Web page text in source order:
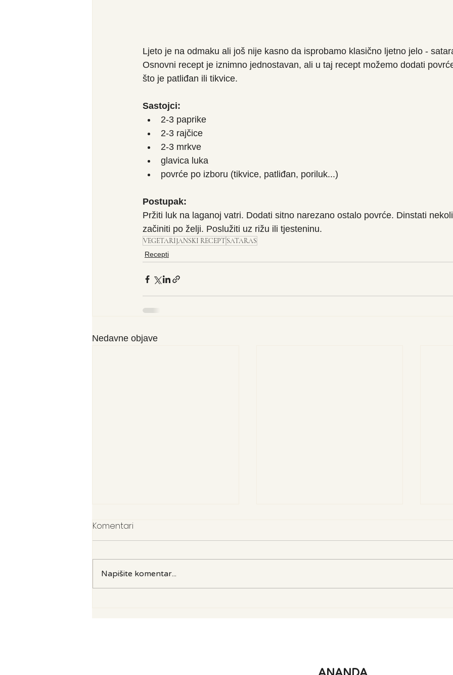
Ljeto je na odmaku ali još nije kasno da isprobamo klasično ljetno jelo -
Osnovni recept je iznimno jednostavan, ali u taj recept možemo dodati
što je patliđan ili tikvice.
Sastojci:
2-3 paprike
2-3 rajčice
2-3 mrkve
glavica luka
povrće po izboru (tikvice, patliđan, poriluk...)
Postupak:
Pržiti luk na laganoj vatri. Dodati sitno narezano ostalo povrće. Dinstati
začiniti po želji. Poslužiti uz rižu ili tjesteninu.
VEGETARIJANSKI RECEPTSATARAS
Recepti
Nedavne objave
Komentari
Napišite komentar...